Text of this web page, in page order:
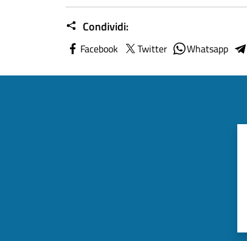
Condividi:
Facebook Twitter Whatsapp